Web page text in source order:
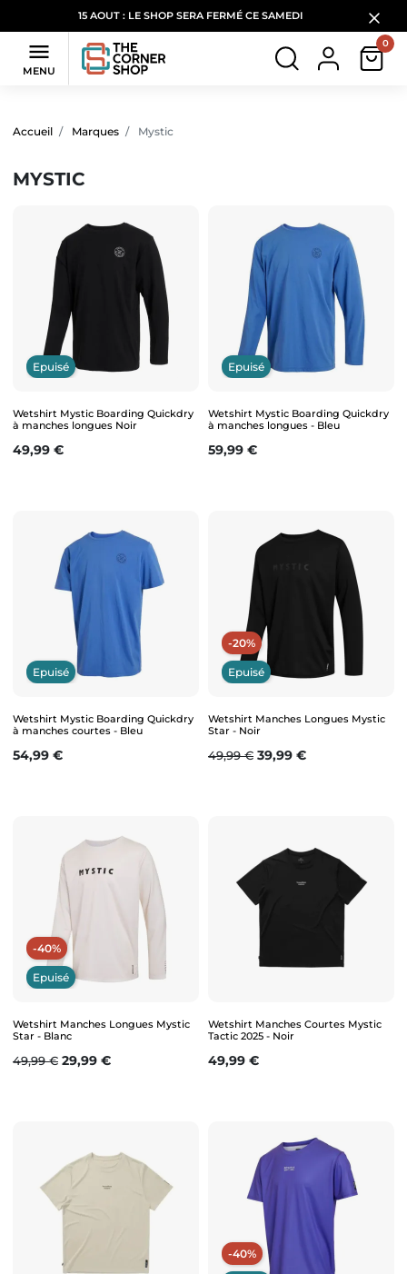
15 AOUT : LE SHOP SERA FERMÉ CE SAMEDI

MENU
0
Accueil Marques Mystic
MYSTIC
Epuisé
Wetshirt Mystic Boarding Quickdry
à manches longues Noir
Prix
49,99 €
Epuisé
Wetshirt Mystic Boarding Quickdry
à manches longues - Bleu
Prix
59,99 €
Epuisé
Wetshirt Mystic Boarding Quickdry
à manches courtes - Bleu
Prix
54,99 €
-20%
Epuisé
Wetshirt Manches Longues Mystic
Star - Noir
Prix de base
49,99 € Prix
39,99 €
-40%
Epuisé
Wetshirt Manches Longues Mystic
Star - Blanc
Prix de base
49,99 € Prix
29,99 €
Wetshirt Manches Courtes Mystic
Tactic 2025 - Noir
Prix
49,99 €
-40%